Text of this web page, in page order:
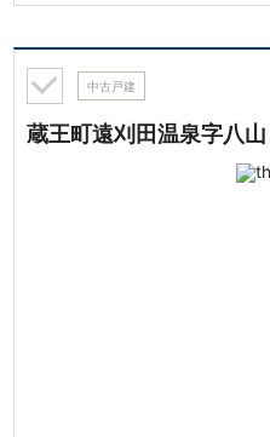
中古戸建
蔵王町遠刈田温泉字八山